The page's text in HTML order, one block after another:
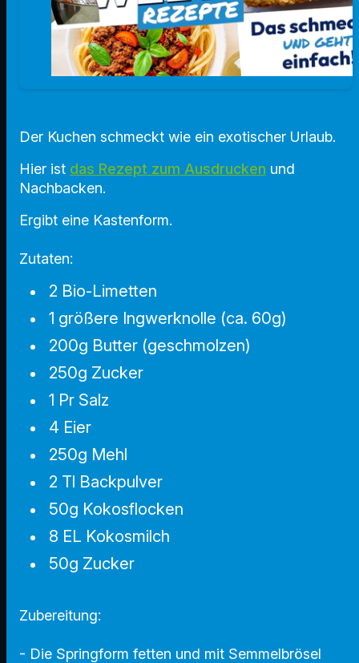
Der Kuchen schmeckt wie ein exotischer Urlaub.
Hier ist das Rezept zum Ausdrucken und
Nachbacken.
Ergibt eine Kastenform.
Zutaten:
2 Bio-Limetten
1 größere Ingwerknolle (ca. 60g)
200g Butter (geschmolzen)
250g Zucker
1 Pr Salz
4 Eier
250g Mehl
2 Tl Backpulver
50g Kokosflocken
8 EL Kokosmilch
50g Zucker
Zubereitung:
- Die Springform fetten und mit Semmelbrösel